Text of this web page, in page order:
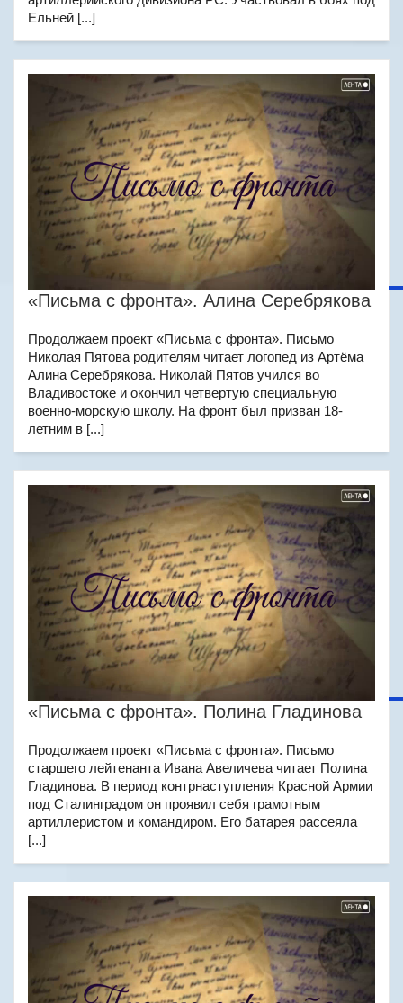
Ельней [...]
«Письма с фронта». Алина Серебрякова
Продолжаем проект «Письма с фронта». Письмо
Николая Пятова родителям читает логопед из Артёма
Алина Серебрякова. Николай Пятов учился во
Владивостоке и окончил четвертую специальную
военно-морскую школу. На фронт был призван 18-
летним в [...]
«Письма с фронта». Полина Гладинова
Продолжаем проект «Письма с фронта». Письмо
старшего лейтенанта Ивана Авеличева читает Полина
Гладинова. В период контрнаступления Красной Армии
под Сталинградом он проявил себя грамотным
артиллеристом и командиром. Его батарея рассеяла
[...]